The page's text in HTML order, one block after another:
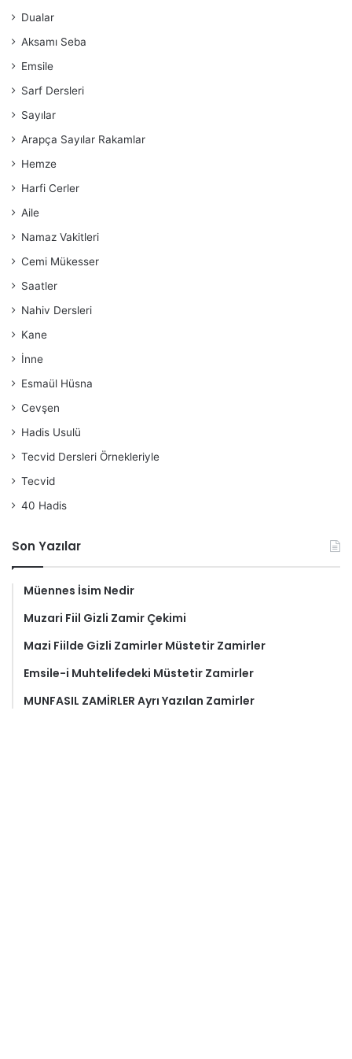
Dualar
Aksamı Seba
Emsile
Sarf Dersleri
Sayılar
Arapça Sayılar Rakamlar
Hemze
Harfi Cerler
Aile
Namaz Vakitleri
Cemi Mükesser
Saatler
Nahiv Dersleri
Kane
İnne
Esmaül Hüsna
Cevşen
Hadis Usulü
Tecvid Dersleri Örnekleriyle
Tecvid
40 Hadis
Son Yazılar
Müennes İsim Nedir
Muzari Fiil Gizli Zamir Çekimi
Mazi Fiilde Gizli Zamirler Müstetir Zamirler
Emsile-i Muhtelifedeki Müstetir Zamirler
MUNFASIL ZAMİRLER Ayrı Yazılan Zamirler